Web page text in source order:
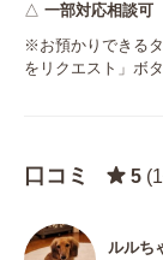
△ 一部対応相談可
※お預かりできる
をリクエスト」ボ
口コミ 5
ルルち